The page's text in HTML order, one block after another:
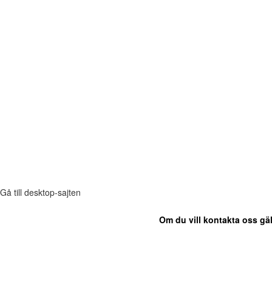
Gå till desktop-sajten
Om du vill kontakta oss